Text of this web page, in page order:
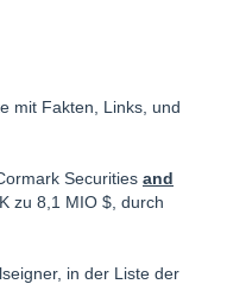
mit Fakten, Links, und
Securities and
zu 8,1 MIO $, durch
in der Liste der